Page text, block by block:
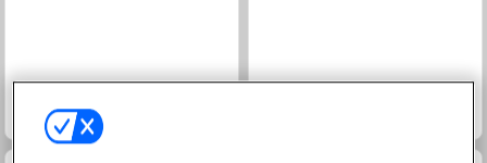
Jewel Garden Story